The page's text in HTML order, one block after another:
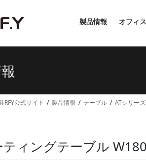
製品情報 オフィ
RFY公式サイト 製品情報 テーブル ATシリー
ティングテーブル